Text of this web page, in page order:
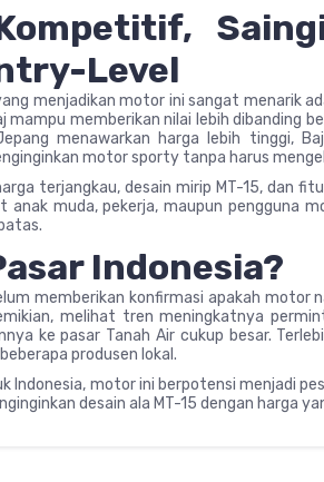
Level
menjadikan motor ini sangat menarik
mampu memberikan nilai lebih dibanding
menawarkan harga lebih tinggi,
motor sporty tanpa harus
terjangkau, desain mirip MT-15, dan
anak muda, pekerja, maupun pengguna
Indonesia?
memberikan konfirmasi apakah motor
melihat tren meningkatnya
ke pasar Tanah Air cukup besar.
produsen lokal.
Indonesia, motor ini berpotensi menjadi
desain ala MT-15 dengan harga